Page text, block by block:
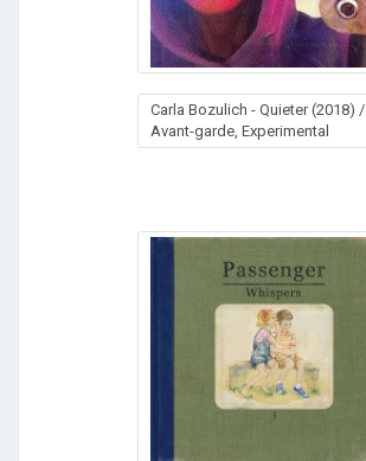
Carla Bozulich - Quieter (2018) /
Avant-garde, Experimental